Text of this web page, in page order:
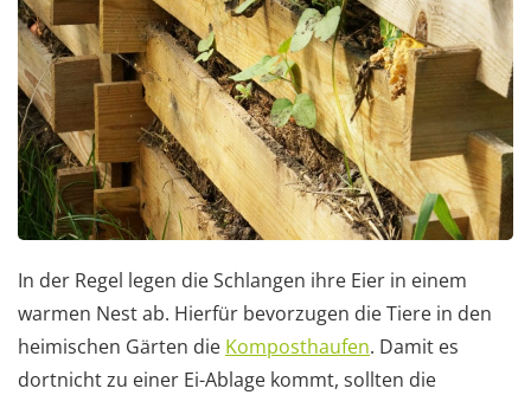
In der Regel legen die Schlangen ihre Eier in einem
warmen Nest ab. Hierfür bevorzugen die Tiere in den
heimischen Gärten die Komposthaufen. Damit es
dortnicht zu einer Ei-Ablage kommt, sollten die